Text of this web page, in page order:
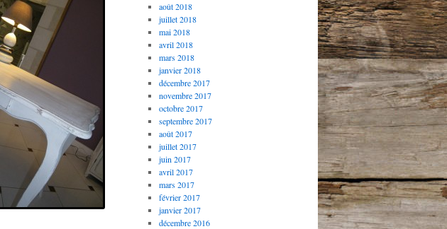
août 2018
juillet 2018
mai 2018
avril 2018
mars 2018
janvier 2018
décembre 2017
novembre 2017
octobre 2017
septembre 2017
août 2017
juillet 2017
juin 2017
avril 2017
mars 2017
février 2017
janvier 2017
décembre 2016